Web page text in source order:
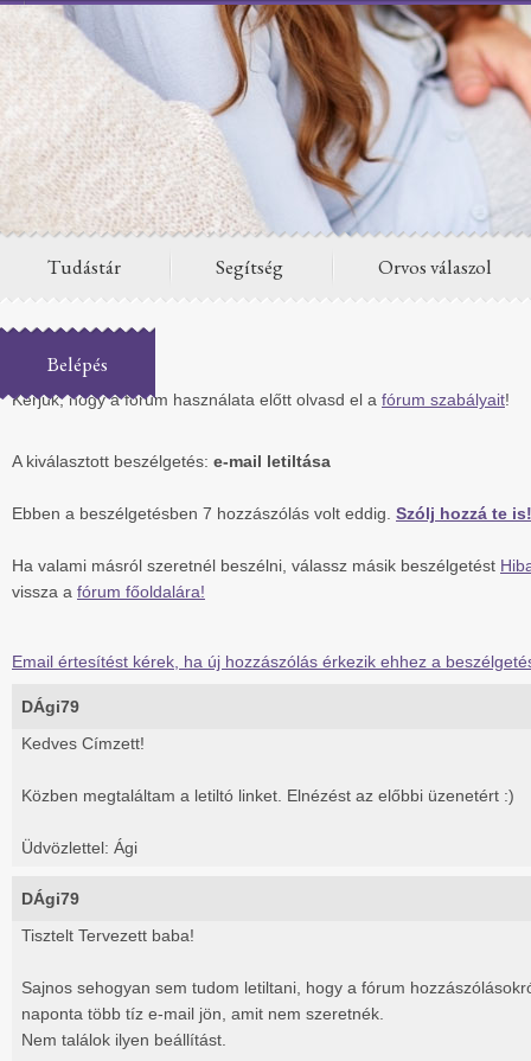
Tudástár Segítség Orvos válaszol
Belépés
Fórum
Kérjük, hogy a fórum használata előtt olvasd el a fórum szabályait!
A kiválasztott beszélgetés: e-mail letiltása
Ebben a beszélgetésben 7 hozzászólás volt eddig. Szólj hozzá te is!
Ha valami másról szeretnél beszélni, válassz másik beszélgetést
vissza a fórum főoldalára!
Email értesítést kérek, ha új hozzászólás érkezik ehhez a
DÁgi79
Kedves Címzett!
Közben megtaláltam a letiltó linket. Elnézést az előbbi üzenetért :)
Üdvözlettel: Ági
DÁgi79
Tisztelt Tervezett baba!
Sajnos sehogyan sem tudom letiltani, hogy a fórum
naponta több tíz e-mail jön, amit nem szeretnék.
Nem találok ilyen beállítást.